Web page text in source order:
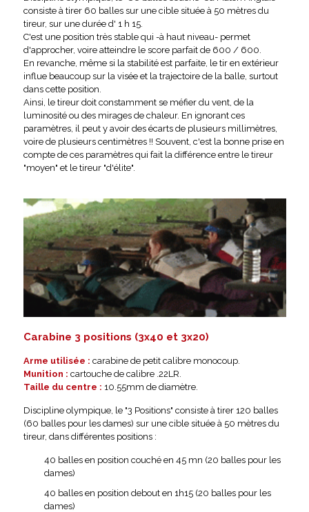
consiste à tirer 60 balles sur une cible située à 50 mètres du
tireur, sur une durée d' 1 h 15.
C'est une position très stable qui -à haut niveau- permet
d'approcher, voire atteindre le score parfait de 600 / 600.
En revanche, même si la stabilité est parfaite, le tir en extérieur
influe beaucoup sur la visée et la trajectoire de la balle, surtout
dans cette position.
Ainsi, le tireur doit constamment se méfier du vent, de la
luminosité ou des mirages de chaleur. En ignorant ces
paramètres, il peut y avoir des écarts de plusieurs millimètres,
voire de plusieurs centimètres !! Souvent, c'est la bonne prise en
compte de ces paramètres qui fait la différence entre le tireur
"moyen" et le tireur "d'élite".
Carabine 3 positions (3x40 et 3x20)
Arme utilisée : carabine de petit calibre monocoup.
Munition : cartouche de calibre .22LR.
Taille du centre : 10.55mm de diamètre.
Discipline olympique, le "3 Positions" consiste à tirer 120 balles
(60 balles pour les dames) sur une cible située à 50 mètres du
tireur, dans différentes positions :
40 balles en position couché en 45 mn (20 balles pour les
dames)
40 balles en position debout en 1h15 (20 balles pour les
dames)